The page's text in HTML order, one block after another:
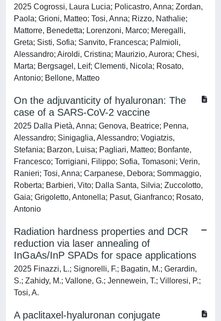
2025 Cogrossi, Laura Lucia; Policastro, Anna; Zordan,
Paola; Grioni, Matteo; Tosi, Anna; Rizzo, Nathalie;
Mattorre, Benedetta; Lorenzoni, Marco; Meregalli,
Greta; Sisti, Sofia; Sanvito, Francesca; Palmioli,
Alessandro; Airoldi, Cristina; Maurizio, Aurora; Chesi,
Marta; Bergsagel, Leif; Clementi, Nicola; Rosato,
Antonio; Bellone, Matteo
On the adjuvanticity of hyaluronan: The
case of a SARS-CoV-2 vaccine
2025 Dalla Pietà, Anna; Genova, Beatrice; Penna,
Alessandro; Sinigaglia, Alessandro; Vogiatzis,
Stefania; Barzon, Luisa; Pagliari, Matteo; Bonfante,
Francesco; Torrigiani, Filippo; Sofia, Tomasoni; Verin,
Ranieri; Tosi, Anna; Carpanese, Debora; Sommaggio,
Roberta; Barbieri, Vito; Dalla Santa, Silvia; Zuccolotto,
Gaia; Grigoletto, Antonella; Pasut, Gianfranco; Rosato,
Antonio
Radiation hardness properties and DCR
reduction via laser annealing of
InGaAs/InP SPADs for space applications
2025 Finazzi, L.; Signorelli, F.; Bagatin, M.; Gerardin,
S.; Zahidy, M.; Vallone, G.; Jennewein, T.; Villoresi, P.;
Tosi, A.
A paclitaxel-hyaluronan conjugate